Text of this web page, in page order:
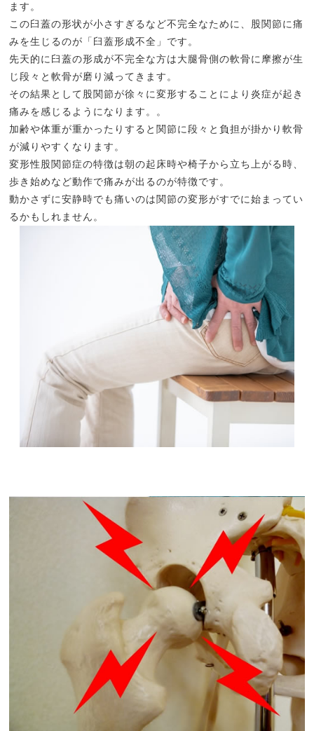
ます。
この臼蓋の形状が小さすぎるなど不完全なために、股関節に痛
みを生じるのが「臼蓋形成不全」です。
先天的に臼蓋の形成が不完全な方は大腿骨側の軟骨に摩擦が生
じ段々と軟骨が磨り減ってきます。
その結果として股関節が徐々に変形することにより炎症が起き
痛みを感じるようになります。。
加齢や体重が重かったりすると関節に段々と負担が掛かり軟骨
が減りやすくなります。
変形性股関節症の特徴は朝の起床時や椅子から立ち上がる時、
歩き始めなど動作で痛みが出るのが特徴です。
動かさずに安静時でも痛いのは関節の変形がすでに始まってい
るかもしれません。